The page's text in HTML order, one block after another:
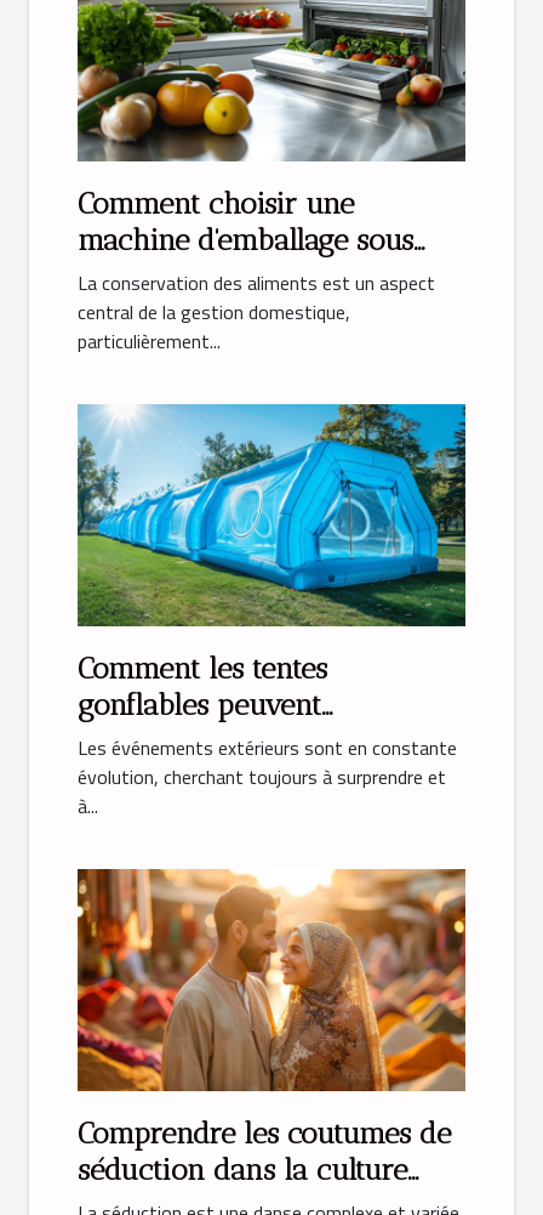
Comment choisir une
machine d'emballage sous
vide idéale pour la maison
La conservation des aliments est un aspect
central de la gestion domestique,
particulièrement...
Comment les tentes
gonflables peuvent
transformer vos événements
Les événements extérieurs sont en constante
évolution, cherchant toujours à surprendre et
à...
Comprendre les coutumes de
séduction dans la culture
musulmane